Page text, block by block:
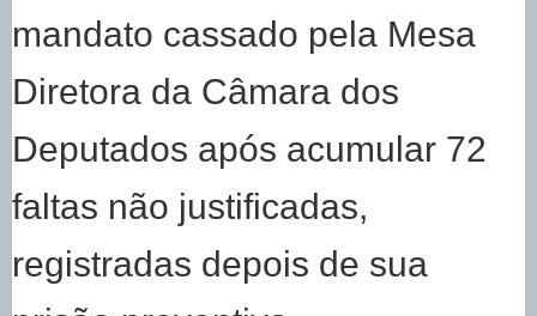
mandato cassado pela Mesa
Diretora da Câmara dos
Deputados após acumular 72
faltas não justificadas,
registradas depois de sua